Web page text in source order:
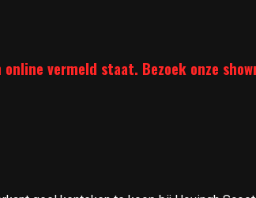
vermeld staat. Bezoek onze